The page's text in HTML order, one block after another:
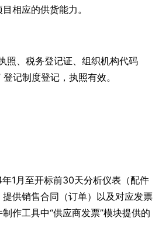
相应的供货能力。
照、税务登记证、组织机构代码
记制度登记，执照有效。
年1月至开标前30天分析仪表（配件
供销售合同（订单）以及对应发票
制作工具中“供应商发票”模块提供的